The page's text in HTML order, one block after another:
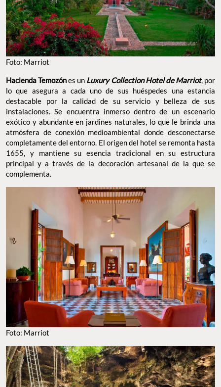
Foto: Marriot
Hacienda Temozónes un Luxury Collection Hotel de Marriot, por
lo que asegura a cada uno de sus huéspedes una estancia
destacable por la calidad de su servicio y belleza de sus
instalaciones. Se encuentra inmerso dentro de un escenario
exótico y abundante en jardines naturales, lo que le brinda una
atmósfera de conexión medioambiental donde desconectarse
completamente del entorno. El origen del hotel se remonta hasta
1655, y mantiene su esencia tradicional en su estructura
principal y a través de la decoración artesanal de la que se
complementa.
Foto: Marriot